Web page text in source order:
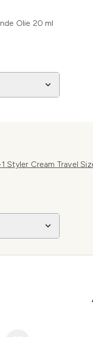
Olie 20 ml
Styler Cream Travel